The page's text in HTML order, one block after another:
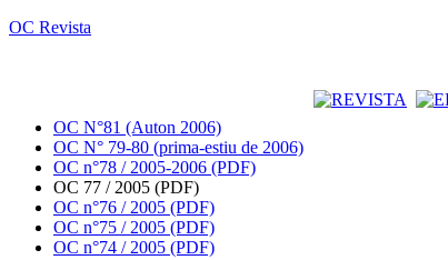
OC Revista
OC N°81 (Auton 2006)
OC N° 79-80 (prima-estiu de 2006)
OC n°78 / 2005-2006 (PDF)
OC 77 / 2005 (PDF)
OC n°76 / 2005 (PDF)
OC n°75 / 2005 (PDF)
OC n°74 / 2005 (PDF)